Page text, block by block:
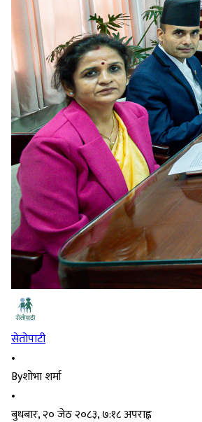
सेतोपाटी
•
Byशोभा शर्मा
•
बुधबार, २० जेठ २०८३, ७:१८ अपराह्न